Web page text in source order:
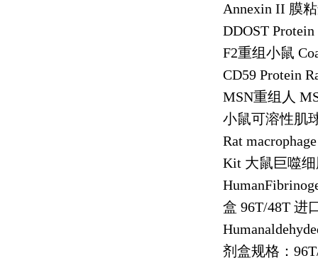
Annexin II 膜
DDOST
F2重组小鼠
CD59 Protein
MSN重组人
小鼠可溶性肌
Rat
Kit 大鼠巨噬
盒 96T/48T 进
剂盒规格：